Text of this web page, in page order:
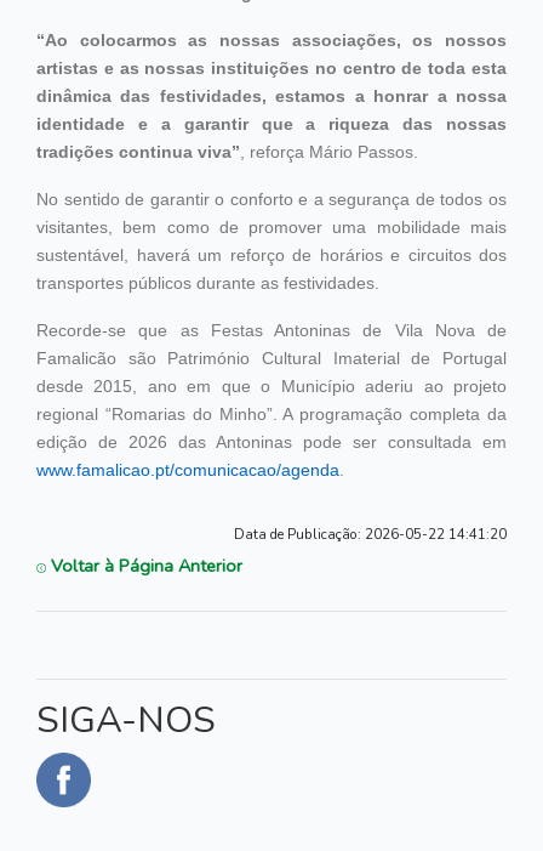
“Ao colocarmos as nossas associações, os nossos
artistas e as nossas instituições no centro de toda esta
dinâmica das festividades, estamos a honrar a nossa
identidade e a garantir que a riqueza das nossas
tradições continua viva”, reforça Mário Passos.
No sentido de garantir o conforto e a segurança de todos os
visitantes, bem como de promover uma mobilidade mais
sustentável, haverá um reforço de horários e circuitos dos
transportes públicos durante as festividades.
Recorde-se que as Festas Antoninas de Vila Nova de
Famalicão são Património Cultural Imaterial de Portugal
desde 2015, ano em que o Município aderiu ao projeto
regional “Romarias do Minho”. A programação completa da
edição de 2026 das Antoninas pode ser consultada em
www.famalicao.pt/comunicacao/agenda.
Data de Publicação: 2026-05-22 14:41:20
Voltar à Página Anterior
SIGA-NOS